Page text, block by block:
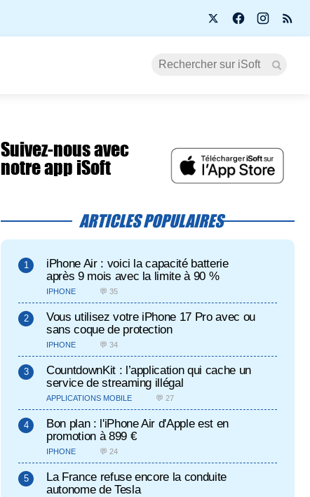
Suivez-nous avec
notre app iSoft
ARTICLES POPULAIRES
iPhone Air : voici la capacité batterie
après 9 mois avec la limite à 90 %
IPHONE 💬 35
Vous utilisez votre iPhone 17 Pro avec ou
sans coque de protection
IPHONE 💬 34
CountdownKit : l’application qui cache un
service de streaming illégal
APPLICATIONS MOBILE 💬 27
Bon plan : l'iPhone Air d'Apple est en
promotion à 899 €
IPHONE 💬 24
La France refuse encore la conduite
autonome de Tesla